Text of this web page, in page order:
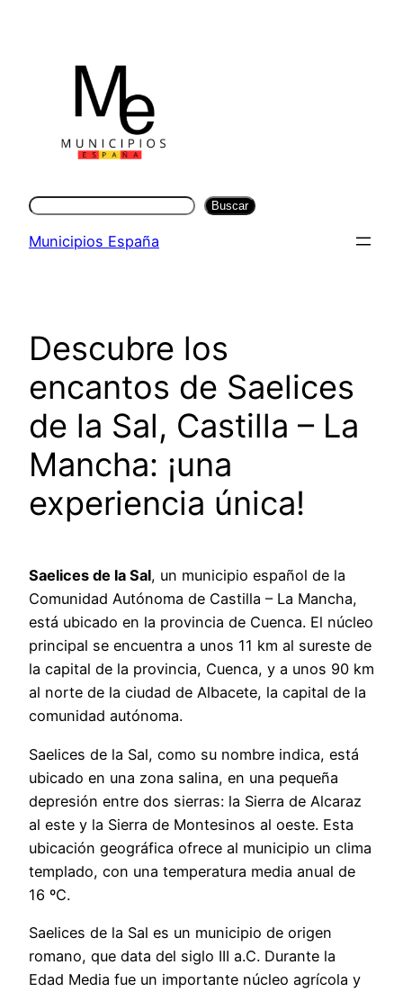
contenido
Buscar Buscar
Municipios España
Descubre los
encantos de Saelices
de la Sal, Castilla – La
Mancha: ¡una
experiencia única!
Saelices de la Sal, un municipio español de la
Comunidad Autónoma de Castilla – La Mancha,
está ubicado en la provincia de Cuenca. El núcleo
principal se encuentra a unos 11 km al sureste de
la capital de la provincia, Cuenca, y a unos 90 km
al norte de la ciudad de Albacete, la capital de la
comunidad autónoma.
Saelices de la Sal, como su nombre indica, está
ubicado en una zona salina, en una pequeña
depresión entre dos sierras: la Sierra de Alcaraz
al este y la Sierra de Montesinos al oeste. Esta
ubicación geográfica ofrece al municipio un clima
templado, con una temperatura media anual de
16 ºC.
Saelices de la Sal es un municipio de origen
romano, que data del siglo III a.C. Durante la
Edad Media fue un importante núcleo agrícola y